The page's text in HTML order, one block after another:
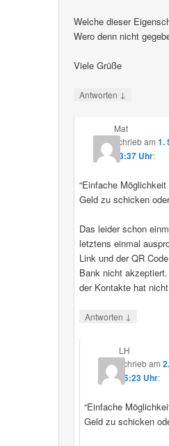
Welche dieser
Wero denn nicht
Viele Grüße
Antworten ↓
Mat
schriebam 1.
23:37 Uhr:
“Einfache
Geld zu schicken
Das leider schon
letztens einmal
Link und der QR
Bank nicht
der Kontakte hat
Antworten ↓
LH
schriebam
15:23 Uhr:
“Einfache
Geld zu schicken